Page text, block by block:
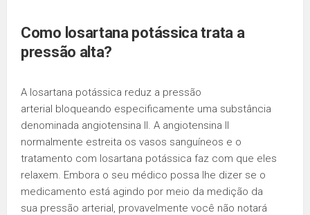
Como losartana potássica trata a
pressão alta?
A losartana potássica reduz a pressão
arterial bloqueando especificamente uma substância
denominada angiotensina II. A angiotensina II
normalmente estreita os vasos sanguíneos e o
tratamento com losartana potássica faz com que eles
relaxem. Embora o seu médico possa lhe dizer se o
medicamento está agindo por meio da medição da
sua pressão arterial, provavelmente você não notará